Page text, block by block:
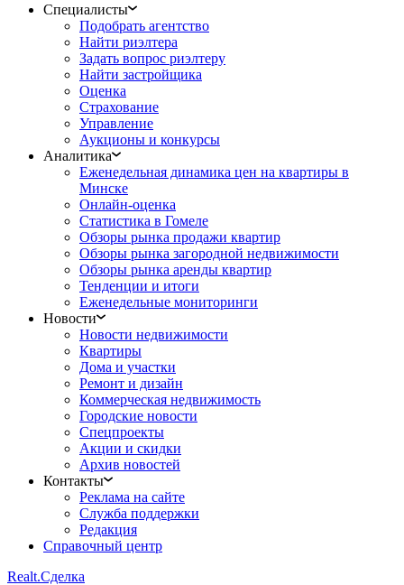
Специалисты
Подобрать агентство
Найти риэлтера
Задать вопрос риэлтеру
Найти застройщика
Оценка
Страхование
Управление
Аукционы и конкурсы
Аналитика
Еженедельная динамика цен на квартиры в
Минске
Онлайн-оценка
Статистика в Гомеле
Обзоры рынка продажи квартир
Обзоры рынка загородной недвижимости
Обзоры рынка аренды квартир
Тенденции и итоги
Еженедельные мониторинги
Новости
Новости недвижимости
Квартиры
Дома и участки
Ремонт и дизайн
Коммерческая недвижимость
Городские новости
Спецпроекты
Акции и скидки
Архив новостей
Контакты
Реклама на сайте
Служба поддержки
Редакция
Справочный центр
Realt.Сделка